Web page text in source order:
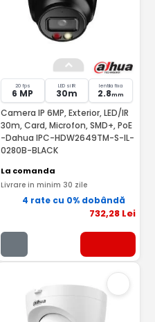
20 fps
6 MP
LED si IR
30m
lentila fixa
2.8mm
Camera IP 6MP, Exterior, LED/IR
30m, Card, Microfon, SMD+, PoE
-Dahua IPC-HDW2649TM-S-IL-
0280B-BLACK
La comanda
Livrare in minim 30 zile
4 rate cu 0% dobândă
732,28 Lei